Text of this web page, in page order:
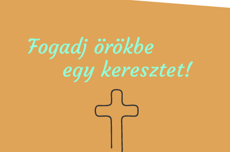
Fogadj örökbe
egy keresztet!